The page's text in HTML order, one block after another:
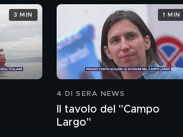
3 MIN
4 DI SERA NEWS
Il tavolo del "Campo
Largo"
1 MIN